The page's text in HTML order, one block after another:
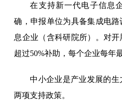
在支持新一代电子信息
确，申报单位为具备集成电
息企业（含科研院所）。对
超过50%补助，每个企业每年
中小企业是产业发展的
两项支持政策。